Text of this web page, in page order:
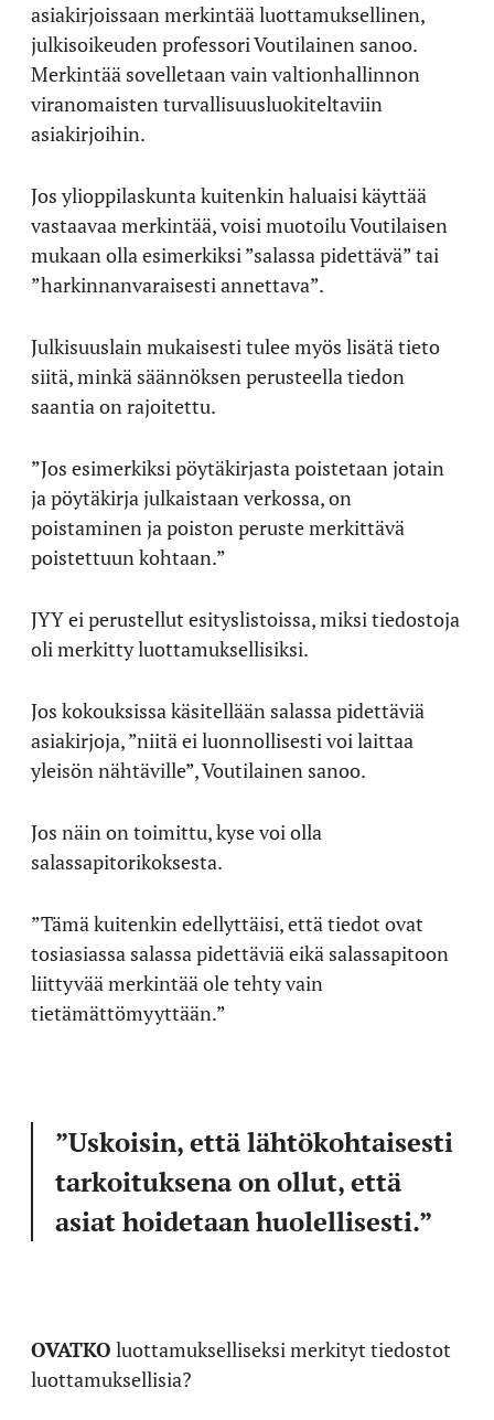
asiakirjoissaan merkintää luottamuksellinen,
julkisoikeuden professori Voutilainen sanoo.
Merkintää sovelletaan vain valtionhallinnon
viranomaisten turvallisuusluokiteltaviin
asiakirjoihin.
Jos ylioppilaskunta kuitenkin haluaisi käyttää
vastaavaa merkintää, voisi muotoilu Voutilaisen
mukaan olla esimerkiksi ”salassa pidettävä” tai
”harkinnanvaraisesti annettava”.
Julkisuuslain mukaisesti tulee myös lisätä tieto
siitä, minkä säännöksen perusteella tiedon
saantia on rajoitettu.
”Jos esimerkiksi pöytäkirjasta poistetaan jotain
ja pöytäkirja julkaistaan verkossa, on
poistaminen ja poiston peruste merkittävä
poistettuun kohtaan.”
JYY ei perustellut esityslistoissa, miksi tiedostoja
oli merkitty luottamuksellisiksi.
Jos kokouksissa käsitellään salassa pidettäviä
asiakirjoja, ”niitä ei luonnollisesti voi laittaa
yleisön nähtäville”, Voutilainen sanoo.
Jos näin on toimittu, kyse voi olla
salassapitorikoksesta.
”Tämä kuitenkin edellyttäisi, että tiedot ovat
tosiasiassa salassa pidettäviä eikä salassapitoon
liittyvää merkintää ole tehty vain
tietämättömyyttään.”
”Uskoisin, että lähtökohtaisesti
tarkoituksena on ollut, että
asiat hoidetaan huolellisesti.”
OVATKO luottamukselliseksi merkityt tiedostot
luottamuksellisia?